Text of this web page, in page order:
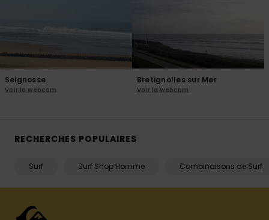
Seignosse
Voir la webcam
Bretignolles sur Mer
Voir la webcam
RECHERCHES POPULAIRES
Surf Surf Shop Homme Combinaisons de Surf